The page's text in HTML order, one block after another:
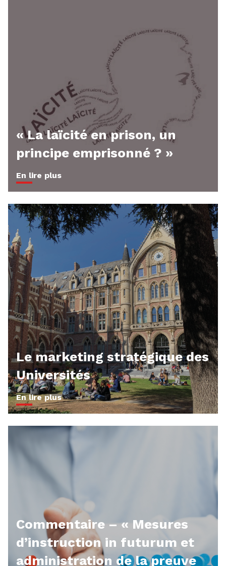
« La laïcité en prison, un
principe emprisonné ? »
En lire plus
Le marketing stratégique des
Universités
En lire plus
Commentaire – « Mesures
d’instruction in futurum et
administration de la preuve